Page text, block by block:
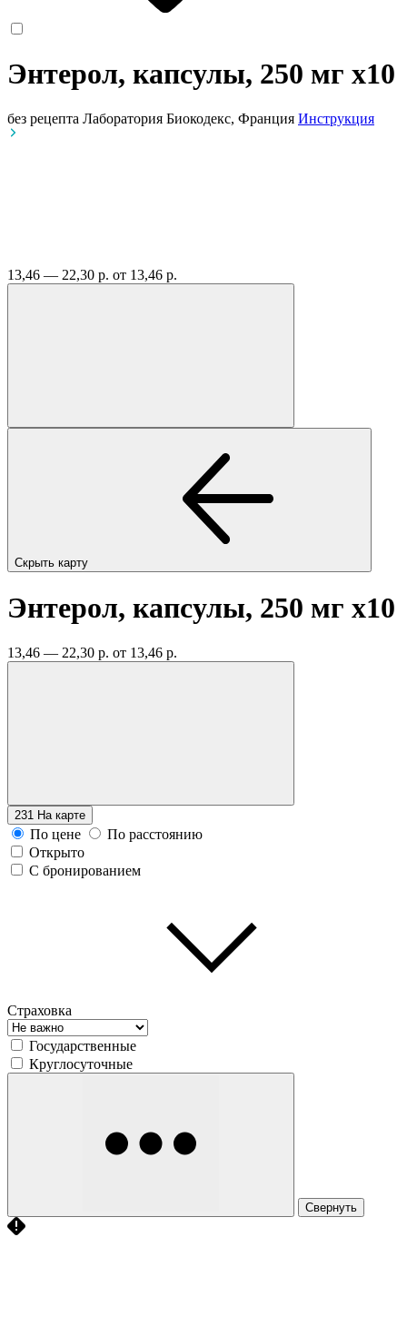
Энтерол, капсулы, 250 мг x10
без рецепта Лаборатория Биокодекс, Франция Инструкция
13,46 — 22,30 р. от 13,46 р.
Скрыть карту
Энтерол, капсулы, 250 мг x10
13,46 — 22,30 р. от 13,46 р.
231 На карте
По цене
По расстоянию
Открыто
С бронированием
Страховка
Государственные
Круглосуточные
Свернуть